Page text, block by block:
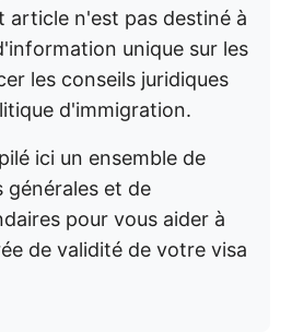
article n'est pas destiné à
unique sur les
les conseils juridiques
d'immigration.
ici un ensemble de
générales et de
pour vous aider à
de validité de votre visa